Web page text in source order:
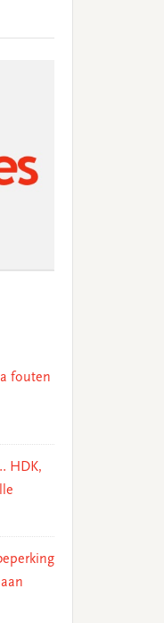
fouten
HDK,